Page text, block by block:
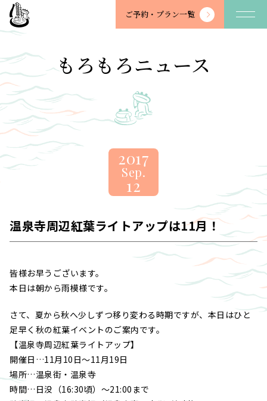
望
川
-
BOSENKAN
ご予約・ プラン一覧
もろもろニュース
2017
Sep.
12
温泉寺周辺紅葉ライトアップは11月！
皆様お早うございます。
本日は朝から雨模様です。
さて、夏から秋へ少しずつ移り変わる時期ですが、本日はひと
足早く秋の紅葉イベントのご案内です。
【温泉寺周辺紅葉ライトアップ】
開催日…11月10日～11月19日
場所…温泉街・温泉寺
時間…日没（16:30頃）～21:00まで